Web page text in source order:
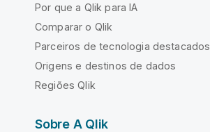
Por que a Qlik para IA
Comparar o Qlik
Parceiros de tecnologia destacados
Origens e destinos de dados
Regiões Qlik
Sobre A Qlik